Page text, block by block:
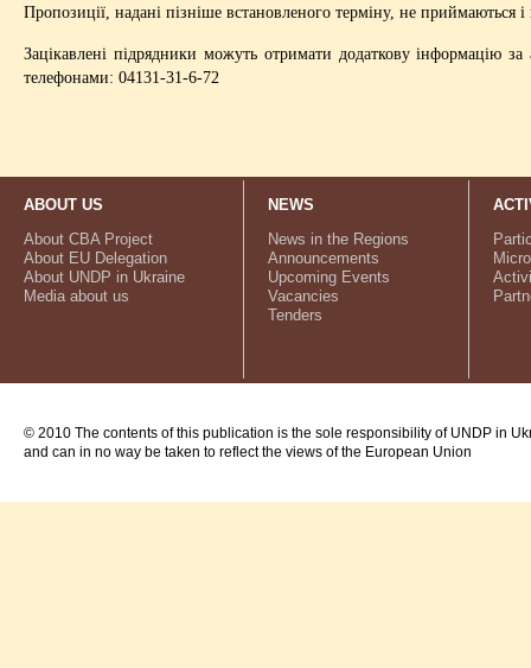
Пропозиції, надані пізніше встановленого терміну, не приймаються
Зацікавлені підрядники можуть отримати додаткову інформацію
телефонами: 04131-31-6-72
ABOUT US
About CBA Project
About EU Delegation
About UNDP in Ukraine
Media about us
NEWS
News in the Regions
Announcements
Upcoming Events
Vacancies
Tenders
© 2010 The contents of this publication is the sole responsibility of UNDP in
and can in no way be taken to reflect the views of the European Union